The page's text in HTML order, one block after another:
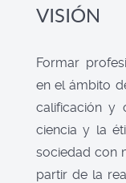
VISIÓN
Formar
en el ámbito
calificación y
ciencia y la
sociedad con
partir de la